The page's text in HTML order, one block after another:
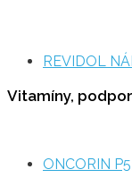
REVIDOL
Vitamíny,
ONCORIN